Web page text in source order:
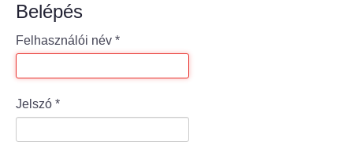
A KÖZSÉGRŐL
Polgármesteri köszöntő
Bölcske település
Belépés
Felhasználói név *
Jelszó *